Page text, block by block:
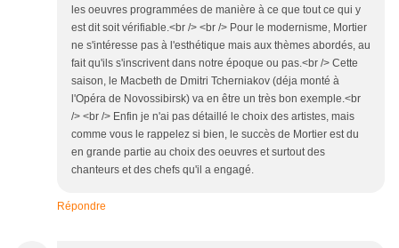
les oeuvres programmées de manière à ce que tout ce qui y
est dit soit vérifiable.<br /> <br /> Pour le modernisme, Mortier
ne s'intéresse pas à l'esthétique mais aux thèmes abordés, au
fait qu'ils s'inscrivent dans notre époque ou pas.<br /> Cette
saison, le Macbeth de Dmitri Tcherniakov (déja monté à
l'Opéra de Novossibirsk) va en être un très bon exemple.<br
/> <br /> Enfin je n'ai pas détaillé le choix des artistes, mais
comme vous le rappelez si bien, le succès de Mortier est du
en grande partie au choix des oeuvres et surtout des
chanteurs et des chefs qu'il a engagé.
Répondre